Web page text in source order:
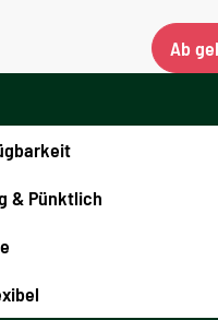
Ab
& Pünktlich